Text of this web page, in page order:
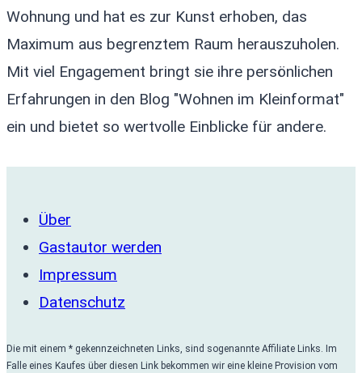
Wohnung und hat es zur Kunst erhoben, das
Maximum aus begrenztem Raum herauszuholen.
Mit viel Engagement bringt sie ihre persönlichen
Erfahrungen in den Blog "Wohnen im Kleinformat"
ein und bietet so wertvolle Einblicke für andere.
Über
Gastautor werden
Impressum
Datenschutz
Die mit einem * gekennzeichneten Links, sind sogenannte Affiliate Links. Im
Falle eines Kaufes über diesen Link bekommen wir eine kleine Provision vom